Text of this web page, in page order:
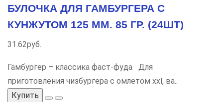
БУЛОЧКА ДЛЯ ГАМБУРГЕРА С
КУНЖУТОМ 125 ММ. 85 ГР. (24ШТ)
31.62руб.
Гамбургер – классика фаст-фуда Для
приготовления чизбургера с омлетом xxl, ва..
Купить